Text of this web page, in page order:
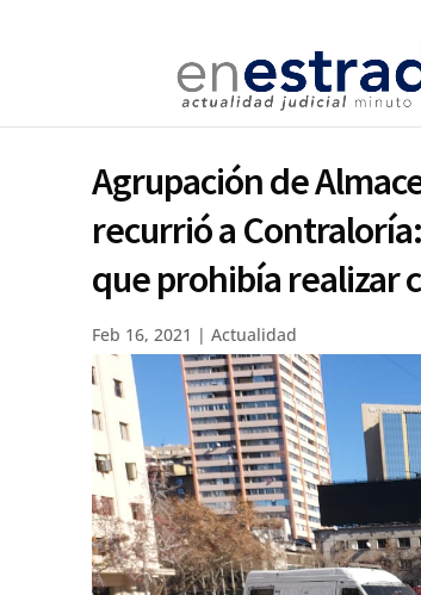
Agrupación de
recurrió a
que prohibía realizar
Feb 16, 2021 |Actualidad